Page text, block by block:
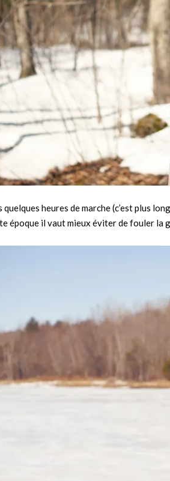
quelques heures de marche (c’est plus
époque il vaut mieux éviter de fouler la